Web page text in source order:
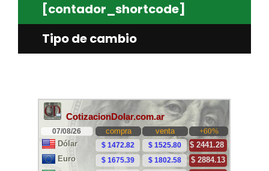
[contador_shortcode]
Tipo de cambio